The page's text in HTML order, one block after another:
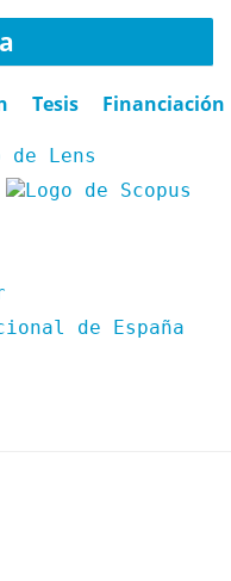
Tesis Financiación